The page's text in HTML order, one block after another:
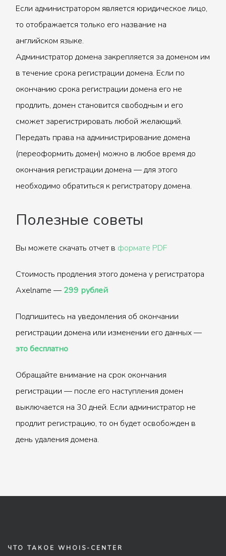
Если администратором является юридическое лицо,
то отображается только его название на
английском языке.
Администратор домена закрепляется за доменом им
в течение срока регистрации домена. Если по
окончанию срока регистрации домена его не
продлить, домен становится свободным и его
сможет зарегистрировать любой желающий.
Передать права на администрирование домена
(переоформить домен) можно в любое время до
окончания регистрации домена — для этого
необходимо обратиться к регистратору домена.
Полезные советы
Вы можете скачать отчет в формате PDF
Стоимость продления этого домена у регистратора
Axelname — 299 рублей
Подпишитесь на уведомления об окончании
регистрации домена или изменении его данных —
это бесплатно
Обращайте внимание на срок окончания
регистрации — после его наступления домен
выключается на 30 дней. Если администратор не
продлит регистрацию, то он будет освобожден в
день удаления домена.
ЧТО ТАКОЕ WHOIS-CENTER